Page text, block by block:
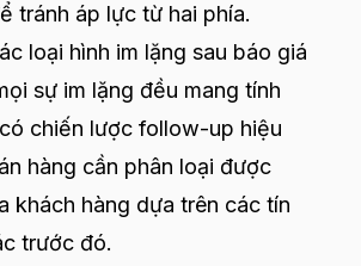
tránh áp lực từ hai phía.
loại hình im lặng sau báo giá
sự im lặng đều mang tính
chiến lược follow-up hiệu
hàng cần phân loại được
khách hàng dựa trên các tín
trước đó.